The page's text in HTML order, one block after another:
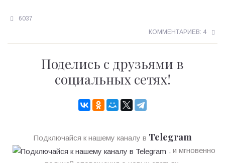
6037
КОММЕНТАРИЕВ: 4
Поделись с друзьями в
социальных сетях!
Подключайся к нашему каналу в Telegram
, и мгновенно